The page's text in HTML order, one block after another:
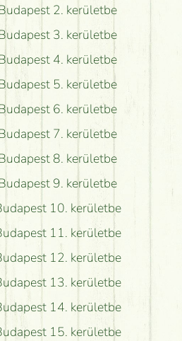
2. kerületbe
3. kerületbe
4. kerületbe
5. kerületbe
6. kerületbe
7. kerületbe
8. kerületbe
9. kerületbe
10. kerületbe
11. kerületbe
12. kerületbe
13. kerületbe
14. kerületbe
15. kerületbe